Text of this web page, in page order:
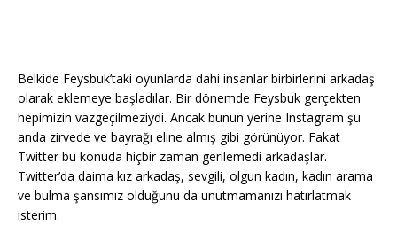
Belkide Feysbuk’taki oyunlarda dahi insanlar birbirlerini arkadaş
olarak eklemeye başladılar. Bir dönemde Feysbuk gerçekten
hepimizin vazgeçilmeziydi. Ancak bunun yerine Instagram şu
anda zirvede ve bayrağı eline almış gibi görünüyor. Fakat
Twitter bu konuda hiçbir zaman gerilemedi arkadaşlar.
Twitter’da daima kız arkadaş, sevgili, olgun kadın, kadın arama
ve bulma şansımız olduğunu da unutmamanızı hatırlatmak
isterim.